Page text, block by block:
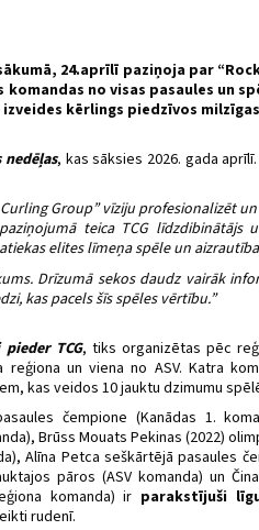
24.aprīlī paziņoja par
no visas pasaules un
kērlings piedzīvos
nedēļas, kas sāksies 2026. gada
Curling Group” vīziju profesionalizēt
teica TCG līdzdibinātājs
elites līmeņa spēle un
Drīzumā sekos daudz vairāk
kas pacels šīs spēles vērtību.”
TCG, tiks organizētas pēc
reģiona un viena no ASV. Katra
kas veidos 10 jauktu dzimumu
čempione (Kanādas 1.
Brūss Mouats Pekinas (2022)
Alīna Petca seškārtējā pasaules
pāros (ASV komanda) un
komanda) ir parakstījuši
rudenī.